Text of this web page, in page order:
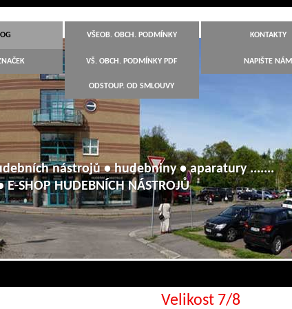
VŠEOB. OBCH. PODMÍNKY
VŠ. OBCH. PODMÍNKY PDF
ODSTOUP. OD SMLOUVY
KONTAKTY
NAPIŠTE NÁM
nástrojů • hudebniny • aparatury .......
SHOP HUDEBNÍCH NÁSTROJŮ
Velikost 7/8